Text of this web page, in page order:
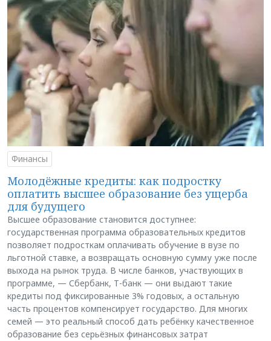
Финансы
Молодёжные кредиты: как подростку
оплатить высшее образование без ущерба
для будущего
Высшее образование становится доступнее:
государственная программа образовательных кредитов
позволяет подросткам оплачивать обучение в вузе по
льготной ставке, а возвращать основную сумму уже после
выхода на рынок труда. В числе банков, участвующих в
программе, — Сбербанк, Т-банк — они выдают такие
кредиты под фиксированные 3% годовых, а остальную
часть процентов компенсирует государство. Для многих
семей — это реальный способ дать ребёнку качественное
образование без серьёзных финансовых затрат